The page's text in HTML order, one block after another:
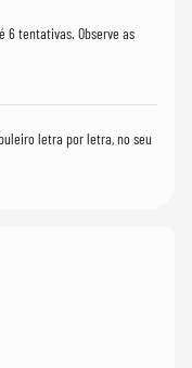
6 tentativas. Observe as
letra por letra, no seu